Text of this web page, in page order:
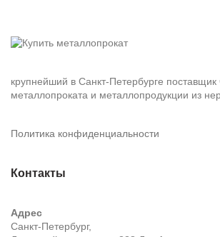
крупнейший в Санкт-Петербурге поставщик
металлопроката и металлопродукции из
Политика конфиденциальности
Контакты
Адрес
Санкт-Петербург,